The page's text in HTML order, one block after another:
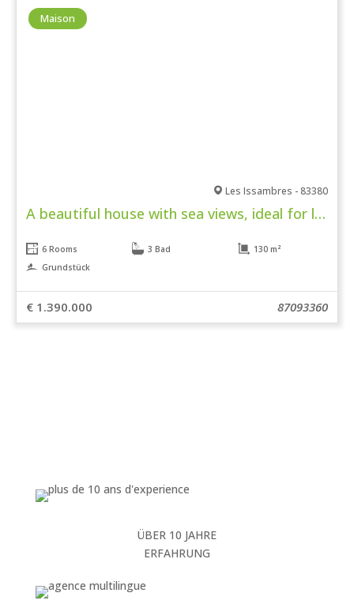
Maison
Les Issambres - 83380
A beautiful house with sea views, ideal for letting
6 Rooms 3 Bad
130 m²
Grundstück
€ 1.390.000 87093360
ÜBER 10 JAHRE
ERFAHRUNG